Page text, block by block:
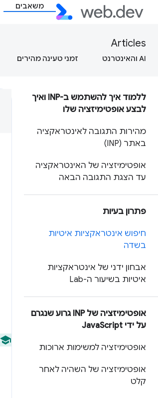
משאבים
Articles
AI והאינטרנט זמני טעינה מהירים
ללמוד איך להשתמש ב-INP ואיך
לבצע אופטימיזציה שלו
מהירות התגובה לאינטראקציה
באתר (INP)
אופטימיזציה של האינטראקציה
עד הצגת התגובה הבאה
פתרון בעיות
חיפוש אינטראקציות איטיות
בשדה
אבחון ידני של אינטראקציות
איטיות בשיעור ה-Lab
אופטימיזציה של INP גרוע שנגרם
על ידי Java Script
אופטימיזציה למשימות ארוכות
אופטימיזציה של השהיה לאחר
קלט